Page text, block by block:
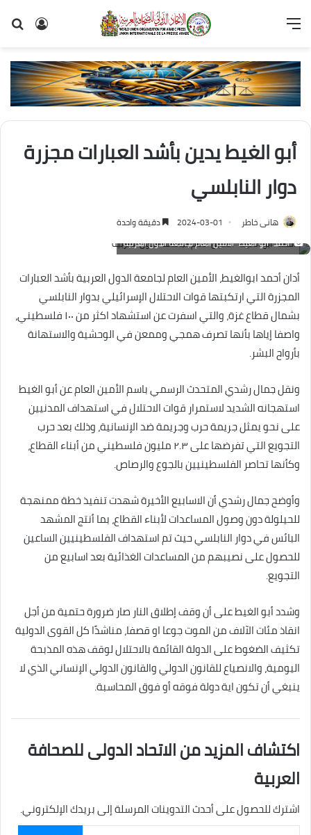
تسجيل
القائمة
أبو الغيط يدين بأشد العبارات مجزرة
دوار النابلسي
هانى خاطر 2024-03-01 دقيقة واحدة
"أحمد "أبو الغيط" الأمين العام لجامعة الدول العربية
أدان أحمد ابوالغيط، الأمين العام لجامعة الدول العربية بأشد العبارات
المجزرة التي ارتكبتها قوات الاحتلال الإسرائيلي بدوار النابلسي
بشمال قطاع غزة، والتي اسفرت عن استشهاد اكثر من ١٠٠ فلسطيني،
واصفا إياها بأنها تصرف همجي وممعن في الوحشية والاستهانة
بأرواح البشر.
ونقل جمال رشدي المتحدث الرسمي باسم الأمين العام عن أبو الغيط
استهجانه الشديد لاستمرار قوات الاحتلال في استهداف المدنيين
على نحو يمثل جريمة حرب وجريمة ضد الإنسانية، وذلك بعد حرب
التجويع التي تفرضها على ٢.٣ مليون فلسطيني من أبناء القطاع،
وكأنها تحاصر الفلسطينيين بالجوع والرصاص.
وأوضح جمال رشدي أن الاسابيع الأخيرة شهدت تنفيذ خطة ممنهجة
للحيلولة دون وصول المساعدات لأبناء القطاع، بما أنتج المشهد
البائس في دوار النابلسي حيث تم استهداف الفلسطينيين الساعين
للحصول على نصيبهم من المساعدات الغذائية بعد اسابيع من
التجويع.
وشدد أبو الغيط على أن وقف إطلاق النار صار ضرورة حتمية من أجل
انقاذ مئات الآلاف من الموت جوعا او قصفا، مناشدًا كل القوى الدولية
تكثيف الضغوط على الدولة القائمة بالاحتلال لوقف هذه المذبحة
اليومية، والانصياع للقانون الدولي والقانون الدولي الإنساني الذي لا
ينبغي أن تكون اية دولة فوقه أو فوق المحاسبة.
اكتشاف المزيد من الاتحاد الدولى للصحافة
العربية
اشترك للحصول على أحدث التدوينات المرسلة إلى بريدك الإلكتروني.